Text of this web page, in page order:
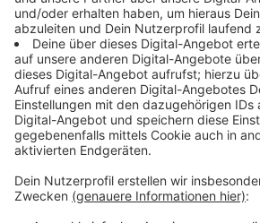
haben, sei dieses Spiel in der
Gelegenheit, ihr heimisches Team
unterstützen zu können.
Anstoß im EM-Qualifikationsspiel der
Italien ist heute Abend um 20:45
Nachmittag gibt es rund um die
– auch der Parkplatz unter der
davon betroffen.